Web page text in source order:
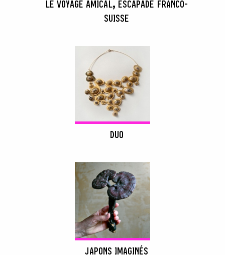
LE VOYAGE AMICAL, ESCAPADE FRANCO-
SUISSE
DUO
JAPONS IMAGINÉS
RECHERCHER